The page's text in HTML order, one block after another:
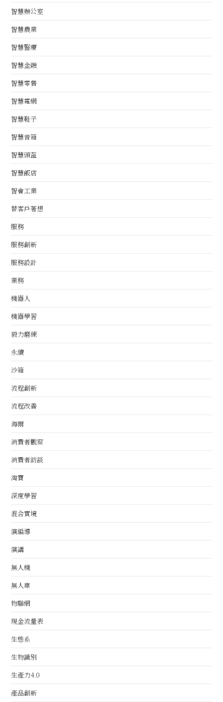
智慧辦公室
智慧農業
智慧醫療
智慧金融
智慧零售
智慧電網
智慧鞋子
智慧音箱
智慧頭盔
智慧飯店
智會工業
替客戶著想
服務
服務創新
服務設計
業務
機器人
機器學習
毅力磨練
永續
沙箱
流程創新
流程改善
海爾
消費者觀察
消費者訪談
淘寶
深度學習
混合實境
演編導
演講
無人機
無人車
物聯網
現金流量表
生態系
生物識別
生產力4.0
產品創新